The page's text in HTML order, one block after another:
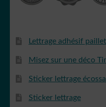
Lettrage adhésif
Misez sur une déco
Sticker lettrage
Sticker lettrage